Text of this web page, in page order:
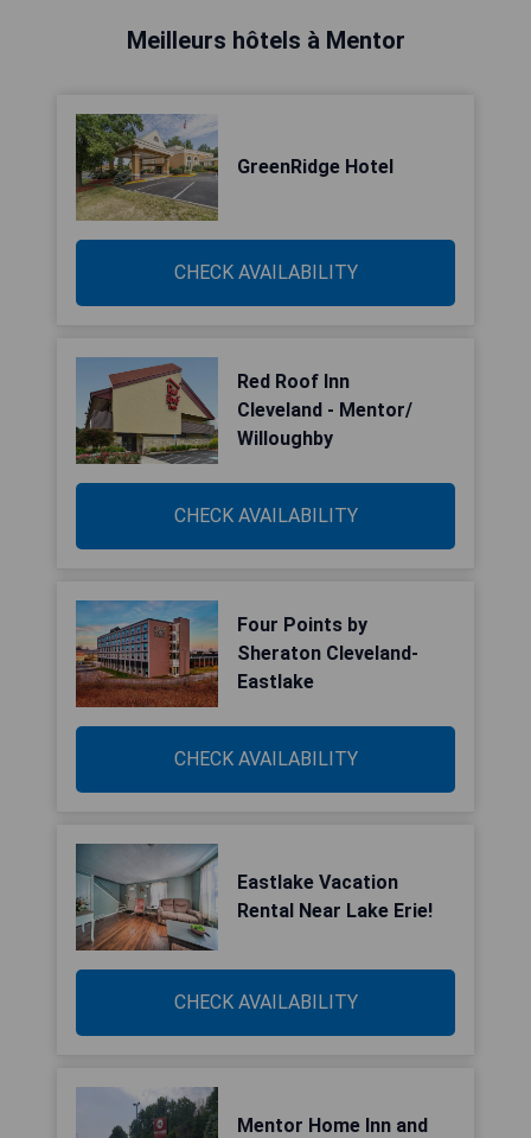
Meilleurs hôtels à Mentor
GreenRidge Hotel
CHECK AVAILABILITY
Red Roof Inn
Cleveland - Mentor/
Willoughby
CHECK AVAILABILITY
Four Points by
Sheraton Cleveland-
Eastlake
CHECK AVAILABILITY
Eastlake Vacation
Rental Near Lake Erie!
CHECK AVAILABILITY
Mentor Home Inn and